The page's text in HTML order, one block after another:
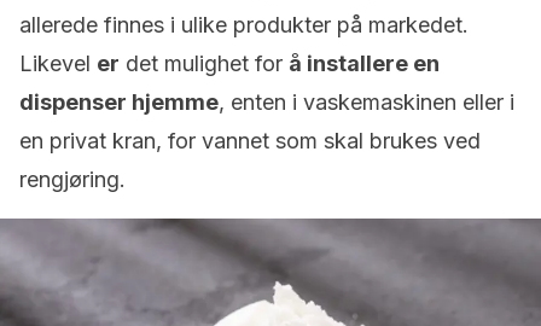
allerede finnes i ulike produkter på markedet.
Likevel er det mulighet for å installere en
dispenser hjemme, enten i vaskemaskinen eller i
en privat kran, for vannet som skal brukes ved
rengjøring.